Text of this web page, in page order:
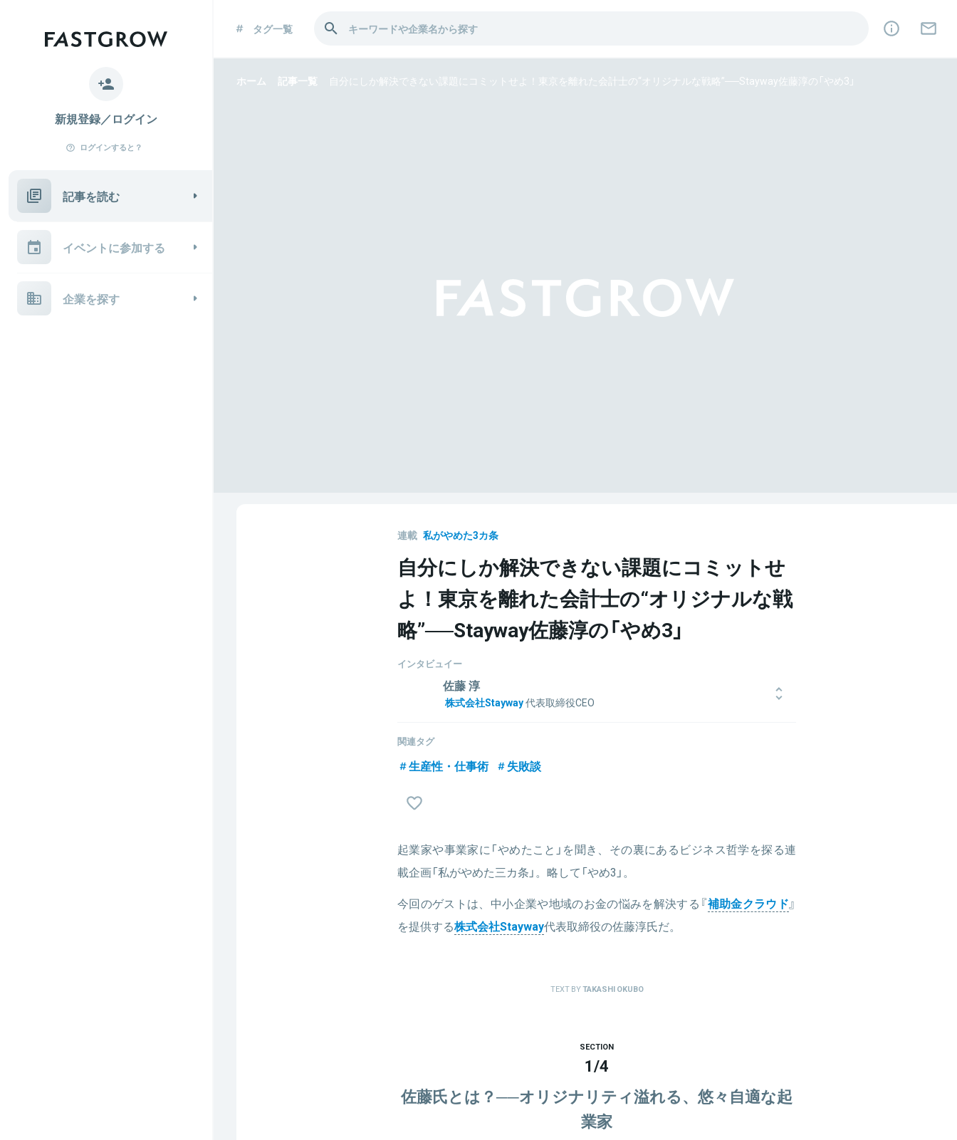
新規登録／ログイン
ログインすると？
記事を読む
イベントに参加する
企業を探す
タグ一覧
ホーム 記事一覧 自分にしか解決できない課題にコミットせよ！東京を離れた会計士の“オリジナルな戦略”──Stayway佐藤淳の「やめ3」
連載 私がやめた3カ条
自分にしか解決できない課題にコミットせ
よ！東京を離れた会計士の“オリジナルな戦
略”──Stayway佐藤淳の「やめ3」
インタビュイー
佐藤 淳
株式会社Stayway代表取締役CEO
トルオフィスに2年間勤務。2017年 株式会社Staywayを創業。課題が多い補助金・助成金
効率化を進める補助金テックを推進しており、金融庁や日経新聞の選ぶFintechスタート
関連情報をみる
関連タグ
生産性・仕事術 失敗談
起業家や事業家に「やめたこと」を聞き、その裏にあるビジネス哲学を探る連
載企画「私がやめた三カ条」。略して「やめ3」。
今回のゲストは、中小企業や地域のお金の悩みを解決する『補助金クラウド』
を提供する株式会社Stayway代表取締役の佐藤淳氏だ。
TEXT BYTAKASHI OKUBO
SECTION
1/4
佐藤氏とは？──オリジナリティ溢れる、悠々自適な起
業家